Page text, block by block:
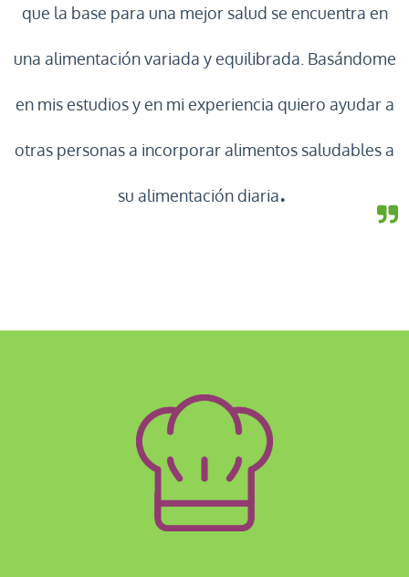
que la base para una mejor salud se encuentra en
una alimentación variada y equilibrada. Basándome
en mis estudios y en mi experiencia quiero ayudar a
otras personas a incorporar alimentos saludables a
su alimentación diaria.